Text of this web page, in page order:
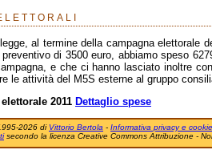
al termine della campagna elettorale
di 3500 euro, abbiamo speso
e che ci hanno lasciato inoltre
le attività del M5S esterne al gruppo
2011 Dettaglio spese
2026 di Vittorio Bertola - Informativa privacy e cookie
secondo la licenza Creative Commons Attribuzione -